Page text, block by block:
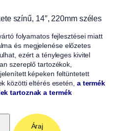
színű, 14″, 220mm széles
folyamatos fejlesztései miatt
és megjelenése előzetes
ezért a tényleges kivitel
szereplő tartozékok,
képeken feltüntetett
közötti eltérés esetén, a termék
tartoznak a termék
Áraj